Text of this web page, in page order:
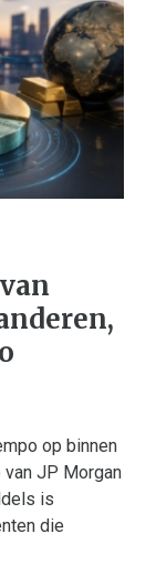
op binnen
JP Morgan
is
die